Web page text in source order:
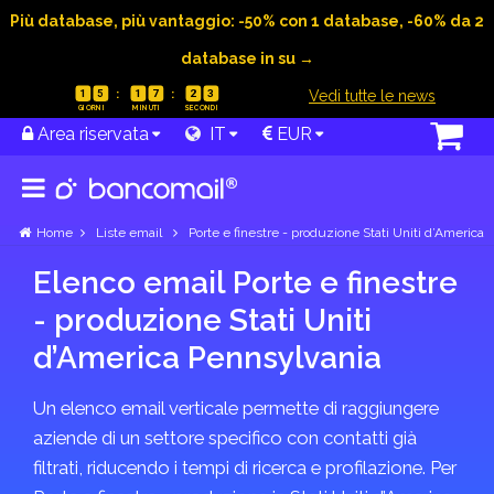
Più database, più vantaggio: -50% con 1 database, -60% da 2
database in su →
1 5 1 7 2 3 Vedi tutte le news
Area riservata IT EUR
Home Liste email Porte e finestre - produzione Stati Uniti d’America
Elenco email Porte e finestre
- produzione Stati Uniti
d’America Pennsylvania
Un elenco email verticale permette di raggiungere
aziende di un settore specifico con contatti già
filtrati, riducendo i tempi di ricerca e profilazione. Per